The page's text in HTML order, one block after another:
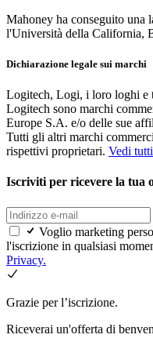
Mahoney ha conseguito una
l'Università della California,
Dichiarazione legale sui marchi
Logitech, Logi, i loro loghi e
Logitech sono marchi
Europe S.A. e/o delle sue
Tutti gli altri marchi
rispettivi proprietari. Vedi
Iscriviti per ricevere la tua
Voglio marketing
l'iscrizione in qualsiasi
Privacy.
Grazie per l’iscrizione.
Riceverai un'offerta di